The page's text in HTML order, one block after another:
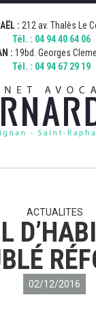
Boulevard
icon_map.png" ]
Avenue Thalès,
icon_map.png" ]
: 212 av. Thalès Le
Tél. : 04 94 40 64 06
: 19bd. Georges
Tél. : 04 94 67 29 19
ACTUALITES
02/12/2016